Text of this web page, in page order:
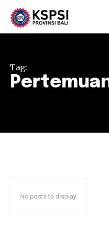
Tag:
No posts to display